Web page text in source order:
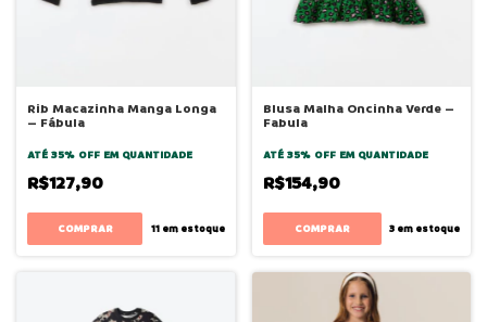
Rib Macazinha Manga Longa
– Fábula
ATÉ 35% OFF EM QUANTIDADE
R$127,90
COMPRAR 11em estoque
Blusa Malha Oncinha Verde –
Fabula
ATÉ 35% OFF EM QUANTIDADE
R$154,90
COMPRAR 3 em estoque